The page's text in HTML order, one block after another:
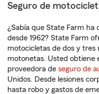
Seguro de
¿Sabía que State Farm ha
desde 1962? State Farm
motocicletas de dos y tres
motonetas. Usted obtiene
proveedora de seguro de
Unidos. Desde lesiones
hasta robo y gastos de